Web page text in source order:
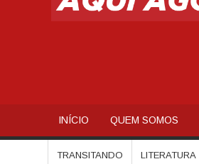
INÍCIO QUEM SOMOS
TRANSITANDO LITERATURA